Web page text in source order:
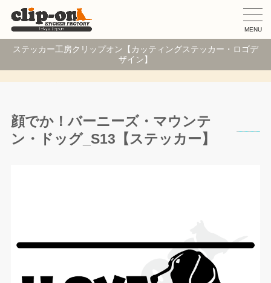
MENU
ステッカー工房クリップオン【カッティングステッカー・ロゴデ
ザイン】
顔でか！バーニーズ・マウンテ
ン・ドッグ_S13【ステッカー】